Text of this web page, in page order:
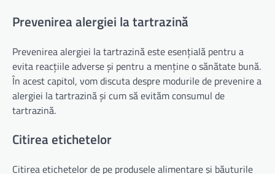
Prevenirea alergiei la tartrazină
Prevenirea alergiei la tartrazină este esențială pentru a
evita reacțiile adverse și pentru a menține o sănătate bună.
În acest capitol, vom discuta despre modurile de prevenire a
alergiei la tartrazină și cum să evităm consumul de
tartrazină.
Citirea etichetelor
Citirea etichetelor de pe produsele alimentare și băuturile